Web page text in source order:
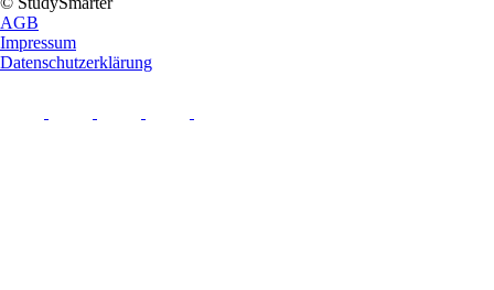
AGB
Impressum
Datenschutzerklärung